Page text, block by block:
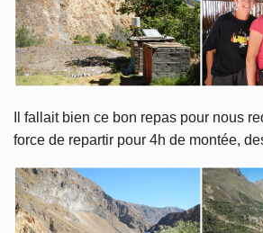
Il fallait bien ce bon repas pour nous
force de repartir pour 4h de montée,